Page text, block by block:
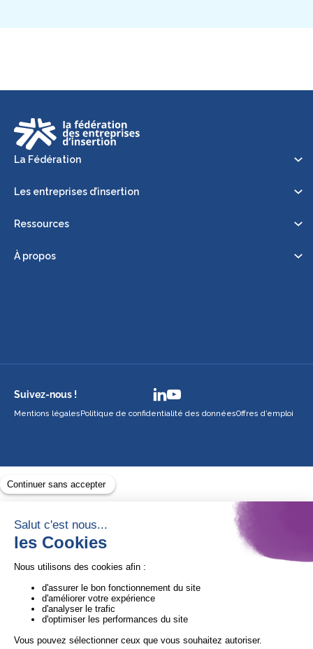
La Fédération
Les entreprises d’insertion
Ressources
À propos
Suivez-nous !
Mentions légalesPolitique de confidentialité des donnéesOffres d’emploi